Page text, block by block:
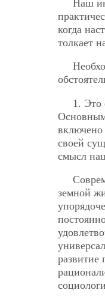
Наш
когда
толкает
1. Это
Основным
включено
своей
смысл
земной
развитие